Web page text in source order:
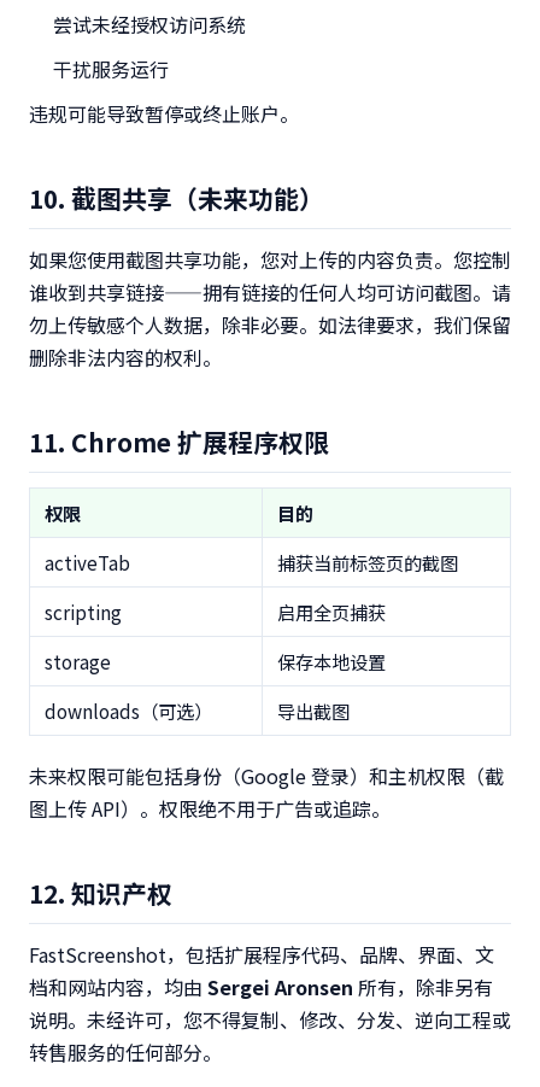
尝试未经授权访问系统
干扰服务运行
违规可能导致暂停或终止账户。
10. 截图共享（未来功能）
如果您使用截图共享功能，您对上传的内容负责。您控制
谁收到共享链接——拥有链接的任何人均可访问截图。请
勿上传敏感个人数据，除非必要。如法律要求，我们保留
删除非法内容的权利。
11. Chrome 扩展程序权限
权限
目的
activeTab
捕获当前标签页的截图
scripting
启用全页捕获
storage
保存本地设置
downloads（可选）
导出截图
未来权限可能包括身份（Google 登录）和主机权限（截
图上传 API）。权限绝不用于广告或追踪。
12. 知识产权
FastScreenshot，包括扩展程序代码、品牌、界面、文
档和网站内容，均由 Sergei Aronsen 所有，除非另有
说明。未经许可，您不得复制、修改、分发、逆向工程或
转售服务的任何部分。